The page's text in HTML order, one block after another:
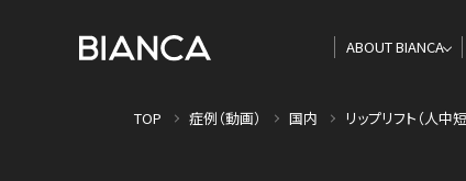
ABOUT BIANCA
TOP 症例（動画） 国内 リップリフト（人中